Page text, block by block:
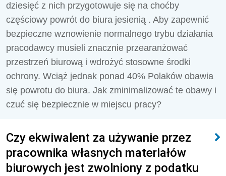
dziesięć z nich przygotowuje się na choćby
częściowy powrót do biura jesienią . Aby zapewnić
bezpieczne wznowienie normalnego trybu działania
pracodawcy musieli znacznie przearanżować
przestrzeń biurową i wdrożyć stosowne środki
ochrony. Wciąż jednak ponad 40% Polaków obawia
się powrotu do biura. Jak zminimalizować te obawy i
czuć się bezpiecznie w miejscu pracy?
Czy ekwiwalent za używanie przez
pracownika własnych materiałów
biurowych jest zwolniony z podatku